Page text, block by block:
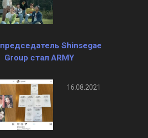
Shinsegae
Group стал ARMY
16.08.2021